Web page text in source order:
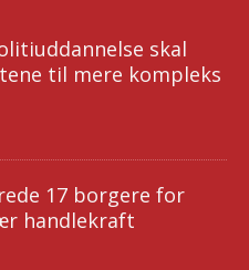
skal
til mere kompleks
17 borgere for
handlekraft